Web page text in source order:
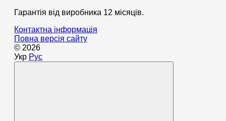
Гарантія від виробника 12 місяців.
Контактна інформація
Повна версія сайту
© 2026
Укр Рус